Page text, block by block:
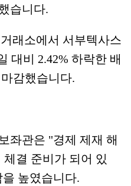
습니다.
래소에서 서부텍사스
대비 2.42% 하락한 배
감했습니다.
좌관은 "경제 제재 해
결 준비가 되어 있
높였습니다.